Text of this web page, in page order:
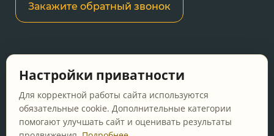
Закажите обратный звонок
сайте носит информационный характер и не
является публичной офертой, определяемой
положениями Статьи 437 ГК РФ.
Перед оформлением заказа уточняйте
Настройки приватности
Для корректной работы сайта используются
обязательные cookie. Дополнительные категории
помогают улучшать сайт и оценивать результаты